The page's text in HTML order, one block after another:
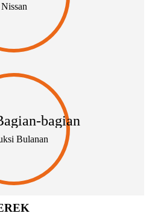
Nissan
bagian
Bulanan